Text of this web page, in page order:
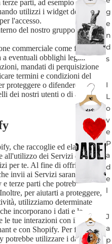
g
e
n
d
s
I
L
o
v
e
P
a
d
e
l
J
a
p
parti, ad esempio per
utilizzi i widget dei social
l'accesso.
del nostro gruppo
commerciale come fusione
a eventuali obblighi legali
mandati di perquisizione
termini e condizioni del
proteggere o difendere i
dei nostri utenti o di altre
che raccoglie ed elabora i
all'utilizzo dei Servizi da parte
per te. Al fine di offrire e
invii ai Servizi saranno
terze parti che potrebbero
per aiutarti a proteggere,
utilizziamo determinate
incorporano i dati e le
le tue interazioni con il nostro
e con Shopify. Per fornire
potrebbe utilizzare i dati